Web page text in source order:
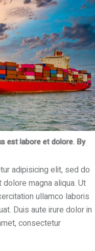
est labore et dolore. By
adipisicing elit, sed do
magna aliqua. Ut
ullamco laboris
Duis aute irure dolor in
consectetur